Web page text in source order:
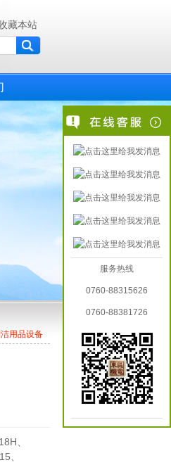
藏本站
用品设备
、
、
服务热线
0760-88315626
0760-88381726